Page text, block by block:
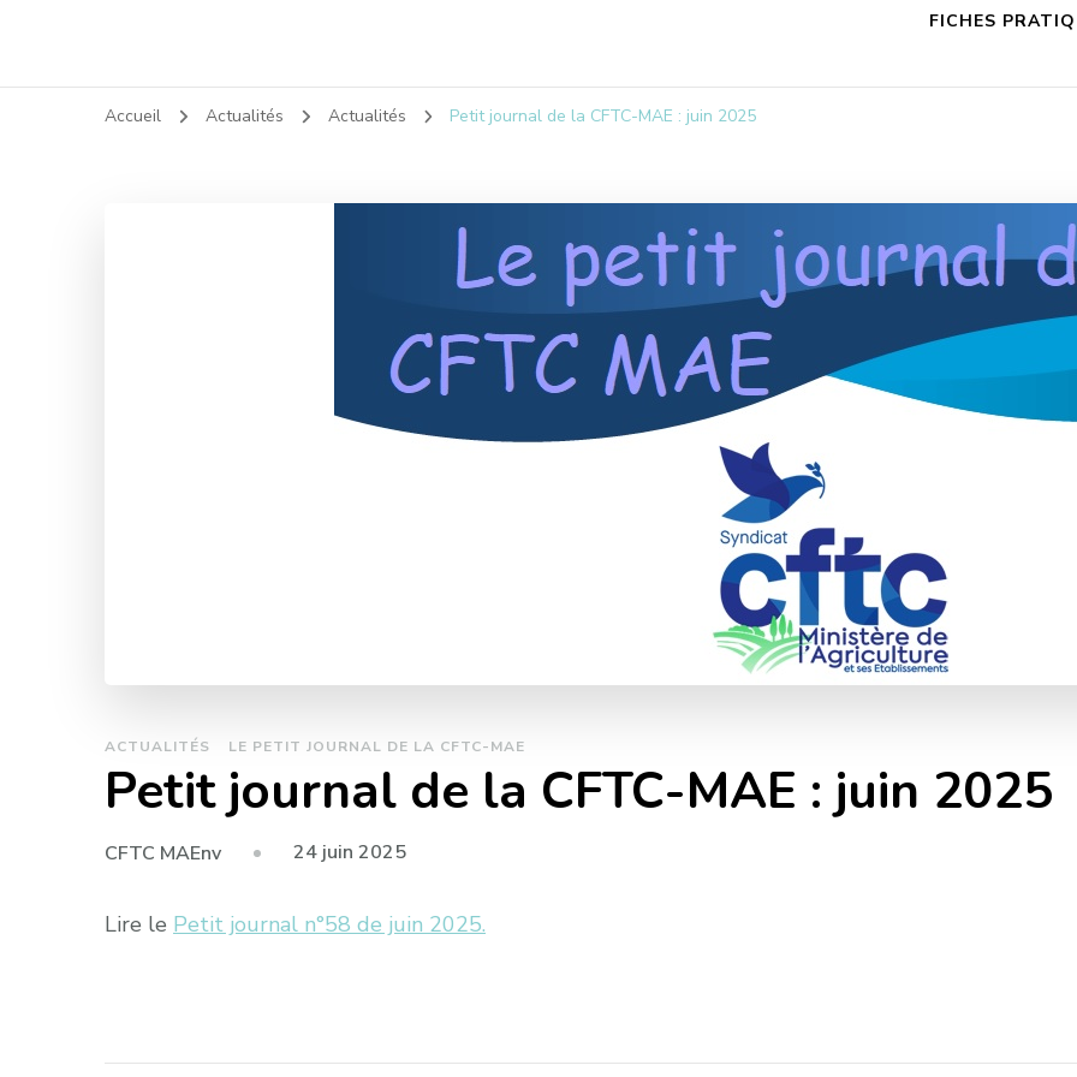
FICHES
Accueil Actualités Actualités Petit journal de la CFTC-MAE : juin 2025
ACTUALITÉS LE PETIT JOURNAL DE LA CFTC-MAE
Petit journal de la CFTC-MAE : juin 2025
CFTC MAEnv 24 juin 2025
Lire le Petit journal n°58 de juin 2025.